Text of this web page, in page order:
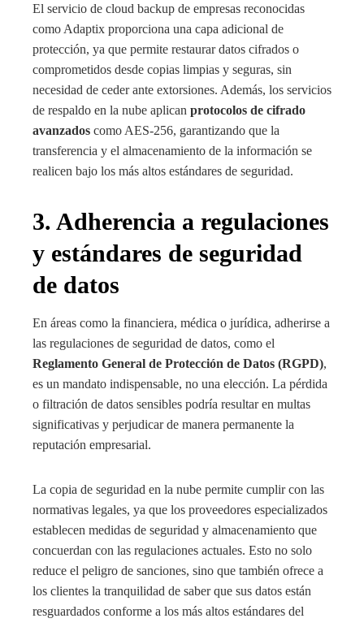
El servicio de cloud backup de empresas reconocidas
como Adaptix proporciona una capa adicional de
protección, ya que permite restaurar datos cifrados o
comprometidos desde copias limpias y seguras, sin
necesidad de ceder ante extorsiones. Además, los servicios
de respaldo en la nube aplican protocolos de cifrado
avanzados como AES-256, garantizando que la
transferencia y el almacenamiento de la información se
realicen bajo los más altos estándares de seguridad.
3. Adherencia a regulaciones
y estándares de seguridad
de datos
En áreas como la financiera, médica o jurídica, adherirse a
las regulaciones de seguridad de datos, como el
Reglamento General de Protección de Datos (RGPD),
es un mandato indispensable, no una elección. La pérdida
o filtración de datos sensibles podría resultar en multas
significativas y perjudicar de manera permanente la
reputación empresarial.
La copia de seguridad en la nube permite cumplir con las
normativas legales, ya que los proveedores especializados
establecen medidas de seguridad y almacenamiento que
concuerdan con las regulaciones actuales. Esto no solo
reduce el peligro de sanciones, sino que también ofrece a
los clientes la tranquilidad de saber que sus datos están
resguardados conforme a los más altos estándares del